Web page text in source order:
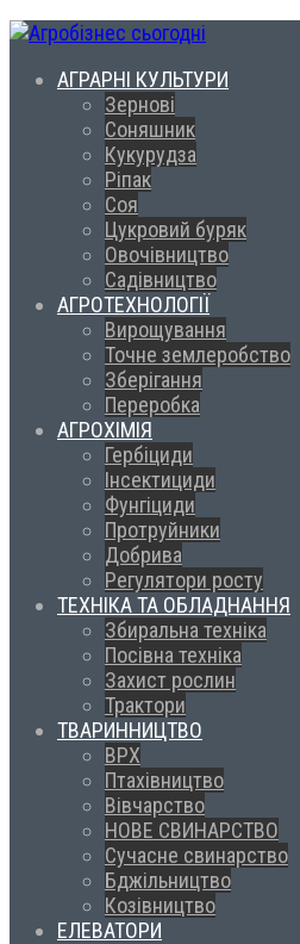
АГРАРНІ КУЛЬТУРИ
Зернові
Соняшник
Кукурудза
Ріпак
Соя
Цукровий буряк
Овочівництво
Садівництво
АГРОТЕХНОЛОГІЇ
Вирощування
Точне землеробство
Зберігання
Переробка
АГРОХІМІЯ
Гербіциди
Інсектициди
Фунгіциди
Протруйники
Добрива
Регулятори росту
ТЕХНІКА ТА ОБЛАДНАННЯ
Збиральна техніка
Посівна техніка
Захист рослин
Трактори
ТВАРИННИЦТВО
ВРХ
Птахівництво
Вівчарство
НОВЕ СВИНАРСТВО
Сучасне свинарство
Бджільництво
Козівництво
ЕЛЕВАТОРИ